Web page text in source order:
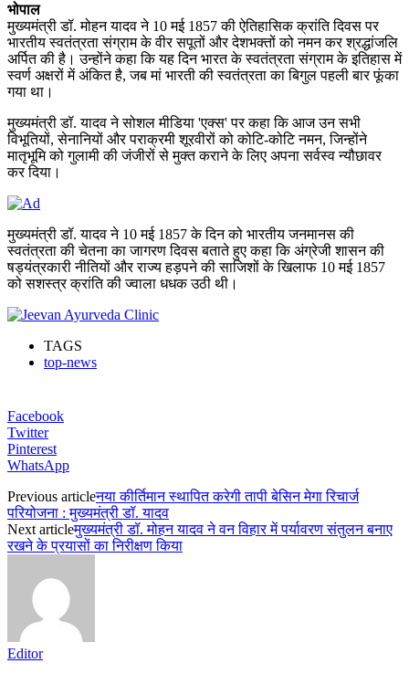
भोपाल
मुख्यमंत्री डॉ. मोहन यादव ने 10 मई 1857 की ऐतिहासिक क्रांति दिवस पर
भारतीय स्वतंत्रता संग्राम के वीर सपूतों और देशभक्तों को नमन कर श्रद्धांजलि
अर्पित की है। उन्होंने कहा कि यह दिन भारत के स्वतंत्रता संग्राम के इतिहास में
स्वर्ण अक्षरों में अंकित है, जब मां भारती की स्वतंत्रता का बिगुल पहली बार फूंका
गया था।
मुख्यमंत्री डॉ. यादव ने सोशल मीडिया 'एक्स' पर कहा कि आज उन सभी
विभूतियों, सेनानियों और पराक्रमी शूरवीरों को कोटि-कोटि नमन, जिन्होंने
मातृभूमि को गुलामी की जंजीरों से मुक्त कराने के लिए अपना सर्वस्व न्यौछावर
कर दिया।
मुख्यमंत्री डॉ. यादव ने 10 मई 1857 के दिन को भारतीय जनमानस की
स्वतंत्रता की चेतना का जागरण दिवस बताते हुए कहा कि अंग्रेजी शासन की
षड्यंत्रकारी नीतियों और राज्य हड़पने की साजिशों के खिलाफ 10 मई 1857
को सशस्त्र क्रांति की ज्वाला धधक उठी थी।
TAGS
top-news
Facebook
Twitter
Pinterest
WhatsApp
Previous articleनया कीर्तिमान स्थापित करेगी तापी बेसिन मेगा रिचार्ज
परियोजना : मुख्यमंत्री डॉ. यादव
Next articleमुख्यमंत्री डॉ. मोहन यादव ने वन विहार में पर्यावरण संतुलन बनाए
रखने के प्रयासों का निरीक्षण किया
Editor